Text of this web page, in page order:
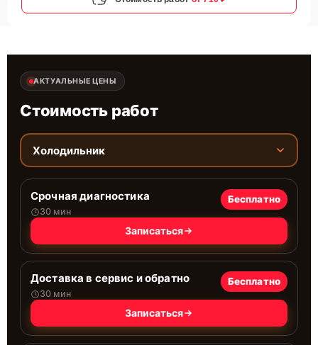
АКТУАЛЬНЫЕ ЦЕНЫ
Стоимость работ
Холодильник
Срочная диагностика
30 мин
Бесплатно
Записаться
Доставка в сервис и обратно
30 мин
Бесплатно
Записаться